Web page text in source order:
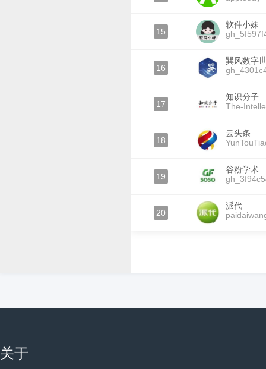
15
软件小妹
16
巽风数字
17
知识分子
The-
18
云头条
19
谷粉学术
20
派代
关于